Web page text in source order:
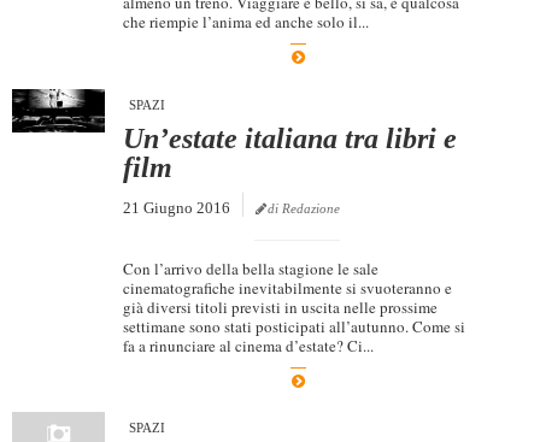
Tabù Festival 2014
A Tutto Volume
che riempie l’anima ed anche solo il...
SPAZI
Un’estate italiana tra libri e
film
21 Giugno 2016 di Redazione
Con l’arrivo della bella stagione le sale
cinematografiche inevitabilmente si svuoteranno e
già diversi titoli previsti in uscita nelle prossime
settimane sono stati posticipati all’autunno. Come si
fa a rinunciare al cinema d’estate? Ci...
SPAZI